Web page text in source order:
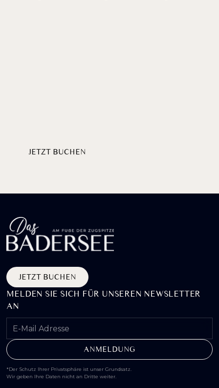
JETZT BUCHEN
JETZT BUCHEN
MELDEN SIE SICH FÜR UNSEREN NEWSLETTER
AN
*Der Schutz Ihrer Privatsphäre ist unser Grundsatz.
Wir geben Ihre Daten nicht an Dritte weiter.